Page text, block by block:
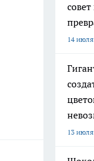
14 июля
13 июля